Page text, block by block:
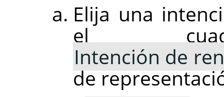
Elija una
el
Intención de
de